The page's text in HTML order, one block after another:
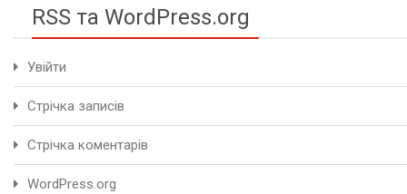
RSS та WordPress.org
Увійти
Стрічка записів
Стрічка коментарів
WordPress.org